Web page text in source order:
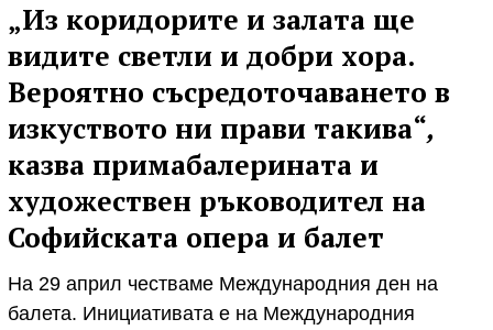
„Из коридорите и залата ще
видите светли и добри хора.
Вероятно съсредоточаването в
изкуството ни прави такива“,
казва примабалерината и
художествен ръководител на
Софийската опера и балет
На 29 април честваме Международния ден на
балета. Инициативата е на Международния